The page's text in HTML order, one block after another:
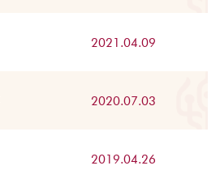
2021.04.09
2020.07.03
2019.04.26